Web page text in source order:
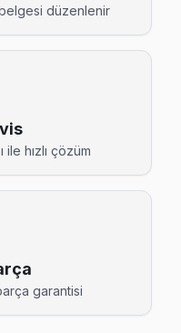
görüntü yok sorununu
→
çalışmıyorsa
→
Hi-Level TV
arızaları arasında en
düzenlenir
ile hızlı çözüm
garantisi